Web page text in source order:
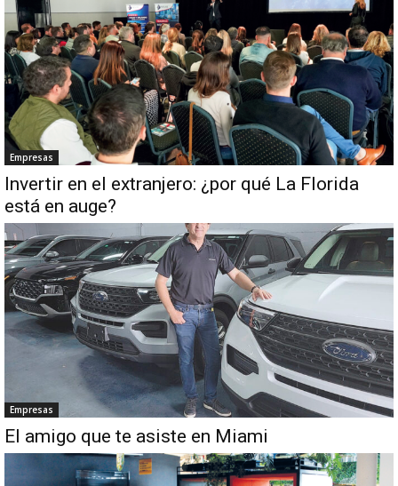
Empresas
Invertir en el extranjero: ¿por qué La Florida
está en auge?
Empresas
El amigo que te asiste en Miami